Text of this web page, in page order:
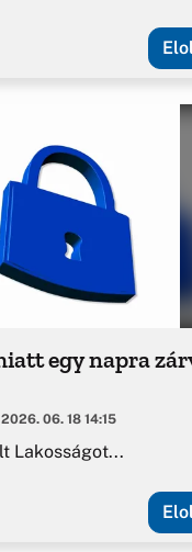
egy napra
2026. 06. 18 14:15
Lakosságot...